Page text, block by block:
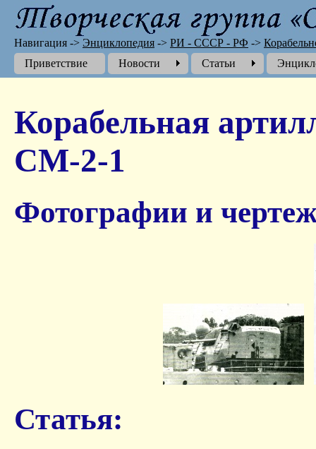
Корабельная
СМ-2-1
Фотографии и
Статья:
Навигация -> Энциклопедия -> РИ - СССР - РФ ->
Приветствие
Новости Cтатьи